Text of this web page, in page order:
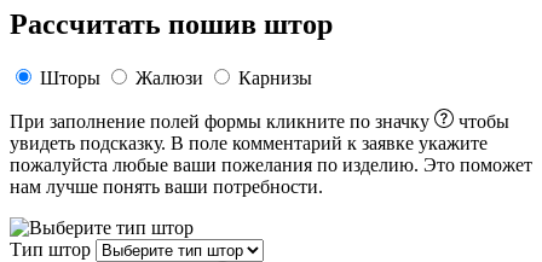
Рассчитать пошив штор
Шторы Жалюзи Карнизы
При заполнение полей формы кликните по значку
чтобы
увидеть подсказку. В поле комментарий к заявке укажите
пожалуйста любые ваши пожелания по изделию. Это поможет
нам лучше понять ваши потребности.
Тип штор